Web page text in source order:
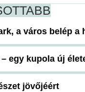
a város belép a
egy kupola új
jövőjéért